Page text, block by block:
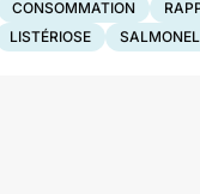
CONSOMMATION
LISTÉRIOSE